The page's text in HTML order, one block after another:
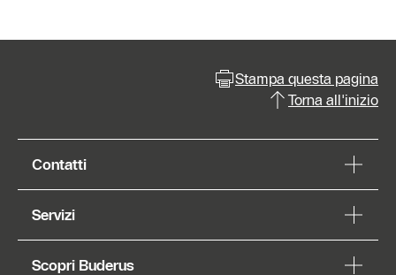
Stampa questa pagina
Torna all'inizio
Contatti
Servizi
Scopri Buderus